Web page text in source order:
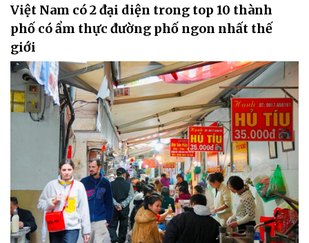
Việt Nam có 2 đại diện trong top 10 thành
phố có ẩm thực đường phố ngon nhất thế
giới